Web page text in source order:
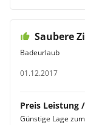
Saubere
Badeurlaub
01.12.2017
Preis Leistung
Günstige Lage